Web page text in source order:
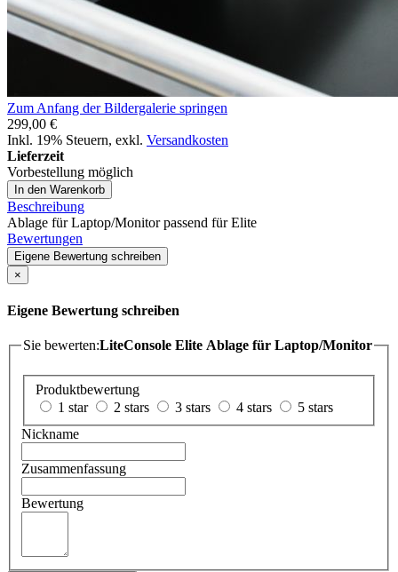
Zum Anfang der Bildergalerie springen
299,00 €
Inkl. 19% Steuern, exkl. Versandkosten
Lieferzeit
Vorbestellung möglich
In den Warenkorb
Beschreibung
Ablage für Laptop/Monitor passend für Elite
Bewertungen
Eigene Bewertung schreiben
×
Eigene Bewertung schreiben
Sie bewerten:LiteConsole Elite Ablage für Laptop/Monitor
Produktbewertung
1 star
2 stars 3 stars 4 stars
5 stars
Nickname
Zusammenfassung
Bewertung